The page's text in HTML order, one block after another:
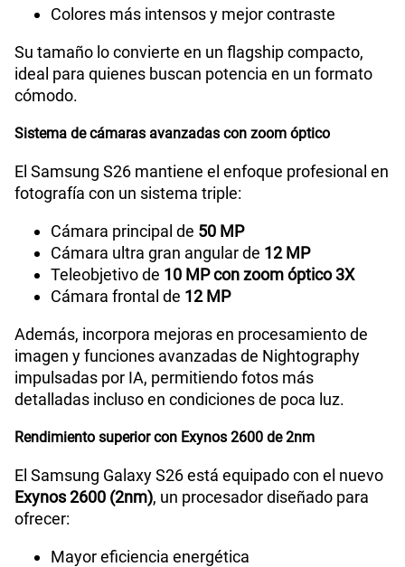
Reconocimiento Facial
Lector de Huella Si
Colores más intensos y mejor contraste
Su tamaño lo convierte en un flagship compacto,
ideal para quienes buscan potencia en un formato
cómodo.
Sistema de cámaras avanzadas con zoom óptico
El Samsung S26 mantiene el enfoque profesional en
fotografía con un sistema triple:
Cámara principal de 50 MP
Cámara ultra gran angular de 12 MP
Teleobjetivo de 10 MP con zoom óptico 3X
Cámara frontal de 12 MP
Además, incorpora mejoras en procesamiento de
imagen y funciones avanzadas de Nightography
impulsadas por IA, permitiendo fotos más
detalladas incluso en condiciones de poca luz.
Rendimiento superior con Exynos 2600 de 2nm
El Samsung Galaxy S26 está equipado con el nuevo
Exynos 2600 (2nm), un procesador diseñado para
ofrecer:
Mayor eficiencia energética